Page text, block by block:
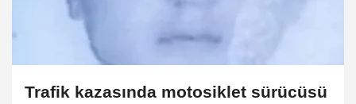
Trafik kazasında motosiklet sürücüsü